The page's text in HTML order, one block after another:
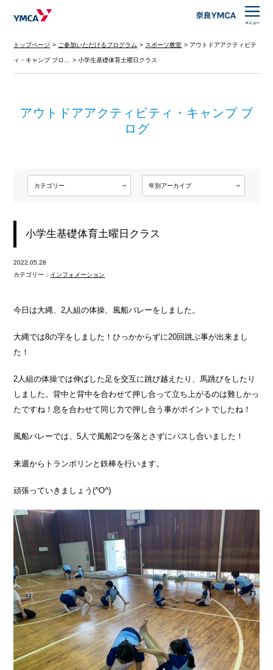
トップページ ご参加いただけるプログラム スポーツ教室 アウトドアアクティビテ
ィ・キャンプ ブロ… 小学生基礎体育土曜日クラス
アウトドアアクティビティ・キャンプ ブ
ログ
小学生基礎体育土曜日クラス
2022.05.28
カテゴリー： インフォメーション
今日は大縄、2人組の体操、風船バレーをしました。
大縄では8の字をしました！ひっかからずに20回跳ぶ事が出来まし
た！
2人組の体操では伸ばした足を交互に跳び越えたり、馬跳びをしたり
しました。背中と背中を合わせて押し合って立ち上がるのは難しかっ
たですね！息を合わせて同じ力で押し合う事がポイントでしたね！
風船バレーでは、5人で風船2つを落とさずにパスし合いました！
来週からトランポリンと鉄棒を行います。
頑張っていきましょう(^O^)